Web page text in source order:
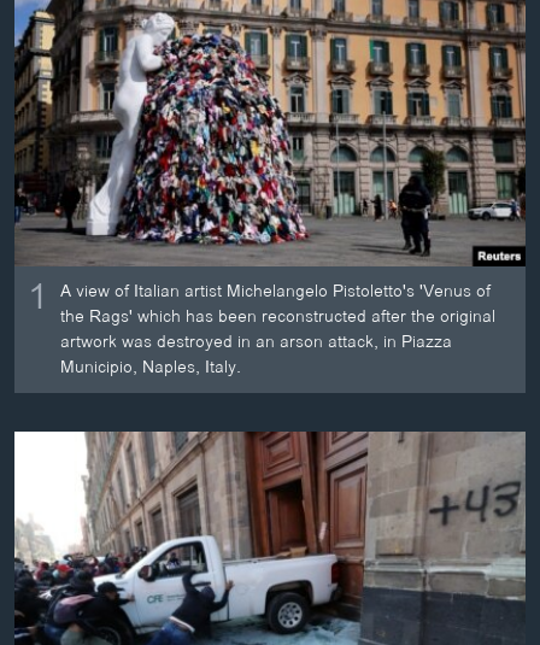
ຊຸມຊົນຊາວລາວ
ວິທະຍາສາດ-ເທັກໂນໂລຈີ
ທຸລະກິດ
ພາສາອັງກິດ
ວີດີໂອ
ສຽງ
ລາຍການກະຈາຍສຽງ
ລາຍງານ
ຕິດຕາມພວກເຮົາ ທີ່
ພາສາຕ່າງໆ
1
A view of Italian artist Michelangelo Pistoletto's 'Venus of
the Rags' which has been reconstructed after the original
artwork was destroyed in an arson attack, in Piazza
Municipio, Naples, Italy.